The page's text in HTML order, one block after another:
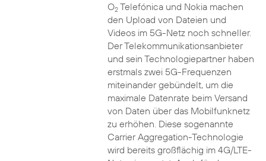
O2Telefónica und Nokia machen
den Upload von Dateien und
Videos im 5G-Netz noch schneller.
Der Telekommunikationsanbieter
und sein Technologiepartner haben
erstmals zwei 5G-Frequenzen
miteinander gebündelt, um die
maximale Datenrate beim Versand
von Daten über das Mobilfunknetz
zu erhöhen. Diese sogenannte
Carrier Aggregation-Technologie
wird bereits großflächig im 4G/LTE-